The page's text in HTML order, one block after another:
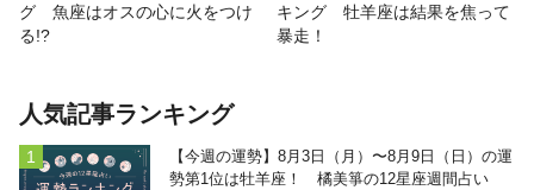
グ 魚座はオスの心に火をつけ
る!?
キング 牡羊座は結果を焦って
暴走！
人気記事ランキング
【今週の運勢】8月3日（月）〜8月9日（日）の運
勢第1位は牡羊座！ 橘美箏の12星座週間占い